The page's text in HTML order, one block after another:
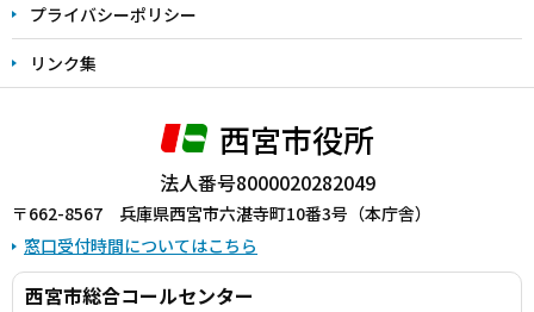
プライバシーポリシー
リンク集
西宮市役所
法人番号8000020282049
〒662-8567 兵庫県西宮市六湛寺町10番3号（本庁舎）
窓口受付時間についてはこちら
西宮市総合コールセンター